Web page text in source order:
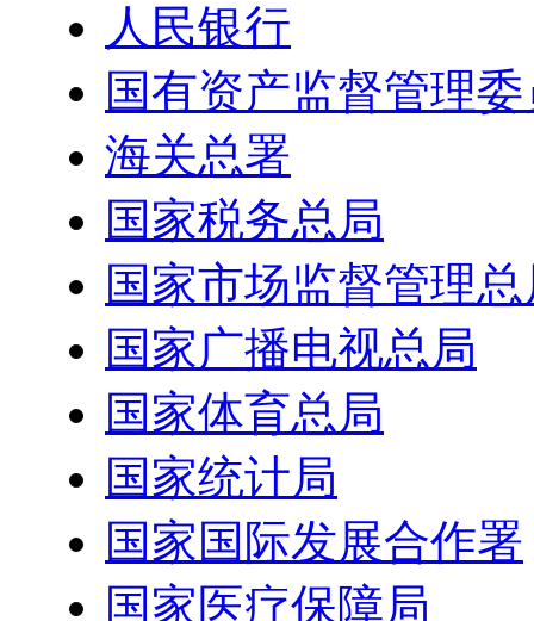
人民银行
国有资产监督管理
海关总署
国家税务总局
国家市场监督管理
国家广播电视总局
国家体育总局
国家统计局
国家国际发展合作署
国家医疗保障局